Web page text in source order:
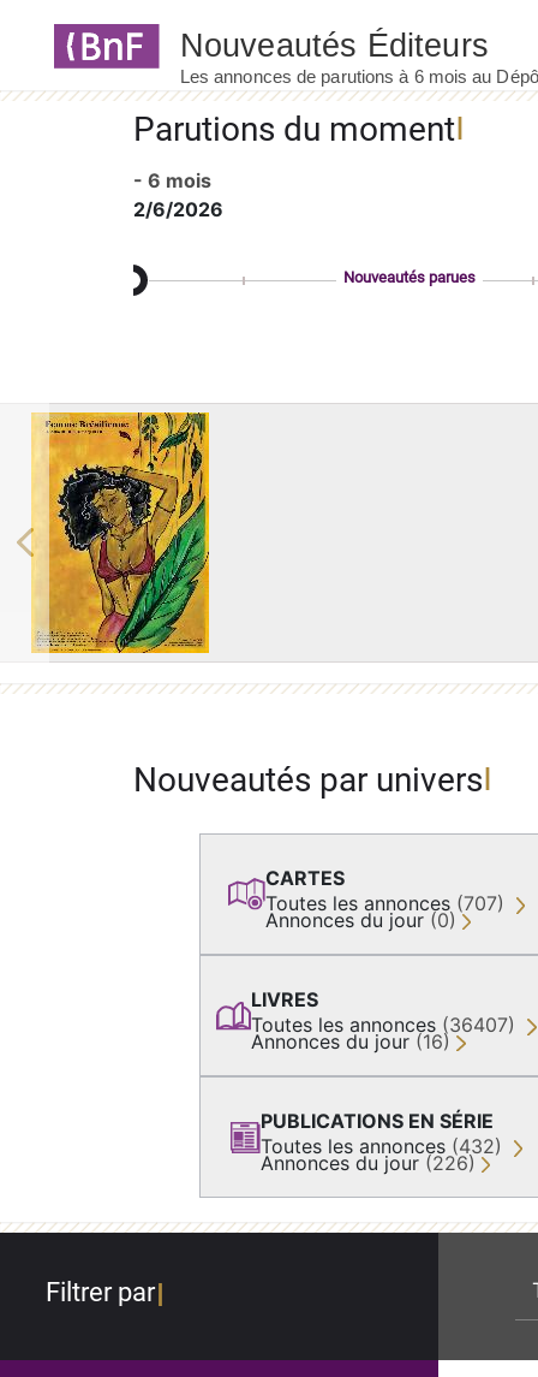
Parutions du moment
- 6 mois
2/6/2026
Nouveautés parues
Previous
Nouveautés par univers
CARTES
Toutes les annonces (707)
Annonces du jour (0)
LIVRES
Toutes les annonces (36407)
Annonces du jour (16)
PUBLICATIONS EN SÉRIE
Toutes les annonces (432)
Annonces du jour (226)
Filtrer par